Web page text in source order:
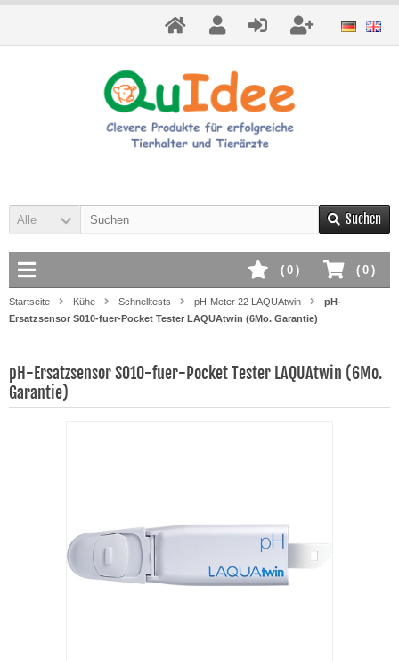
Alle Suchen
( 0 )
( 0 )
Startseite Kühe Schnelltests pH-Meter 22 LAQUAtwin
pH-
Ersatzsensor S010-fuer-Pocket Tester LAQUAtwin (6Mo. Garantie)
pH-Ersatzsensor S010-fuer-Pocket Tester LAQUAtwin (6Mo.
Garantie)